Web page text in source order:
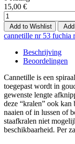
15,00 €
Add to Wishlist
cannetille nr 53 fuchia
Beschrijving
Beoordelingen
Cannetille is een
toegepast wordt in
gewenste lengte
deze “kralen” ook
naaien of in lussen of
staafkralen niet
beschikbaarheid. Per